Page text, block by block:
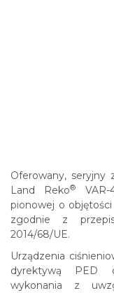
Oferowany, seryjny
Land Reko®
VAR-
pionowej o
zgodnie z
2014/68/UE.
Urządzenia
dyrektywą PED
wykonania z